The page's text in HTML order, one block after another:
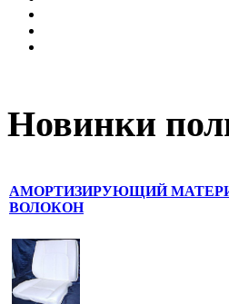
Новинки
АМОРТИЗИРУЮЩИЙ
ВОЛОКОН